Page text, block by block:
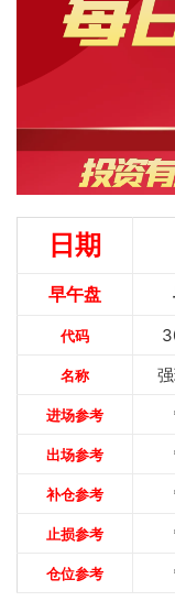
日期
早午盘
代码
名称
进场参考
出场参考
补仓参考
止损参考
仓位参考